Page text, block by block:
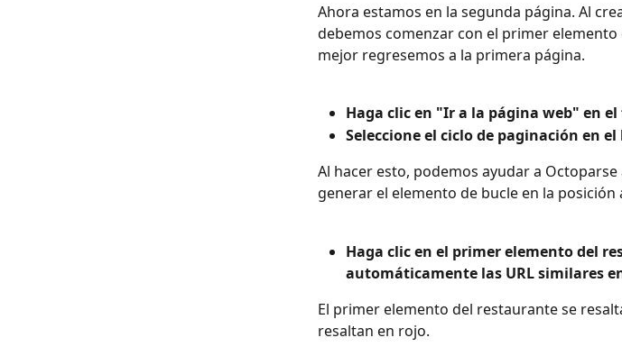
Ahora estamos en la segunda página. Al
debemos comenzar con el primer
mejor regresemos a la primera página.
Haga clic en "Ir a la página web" en
Seleccione el ciclo de paginación en
Al hacer esto, podemos ayudar a
generar el elemento de bucle en la
Haga clic en el primer elemento del
automáticamente las URL similares
El primer elemento del restaurante se
resaltan en rojo.